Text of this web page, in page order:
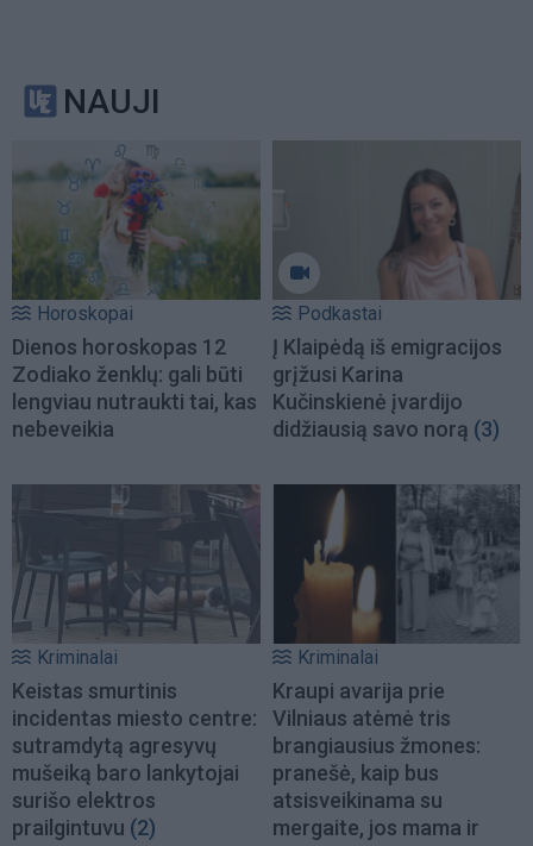
NAUJI
Horoskopai
Dienos horoskopas 12
Zodiako ženklų: gali būti
lengviau nutraukti tai, kas
nebeveikia
Podkastai
Į Klaipėdą iš emigracijos
grįžusi Karina
Kučinskienė įvardijo
didžiausią savo norą (3)
Kriminalai
Keistas smurtinis
incidentas miesto centre:
sutramdytą agresyvų
mušeiką baro lankytojai
surišo elektros
prailgintuvu (2)
Kriminalai
Kraupi avarija prie
Vilniaus atėmė tris
brangiausius žmones:
pranešė, kaip bus
atsisveikinama su
mergaite, jos mama ir